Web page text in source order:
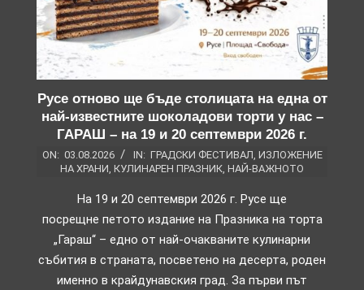
Русе отново ще бъде столицата на една от
най-известните шоколадови торти у нас –
ГАРАШ – на 19 и 20 септември 2026 г.
ON: 03.08.2026 IN: ГРАДСКИ ФЕСТИВАЛ ИЗЛОЖЕНИЕ
НА ХРАНИ КУЛИНАРЕН ПРАЗНИК НАЙ-ВАЖНОТО
На 19 и 20 септември 2026 г. Русе ще
посрещне петото издание на Празника на торта
„Гараш“ – едно от най-очакваните кулинарни
събития в страната, посветено на десерта, роден
именно в крайдунавския град. За първи път